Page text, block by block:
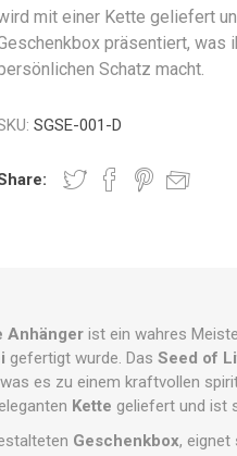
mit einer Kette geliefert
präsentiert, was
Schatz macht.
SGSE-001-D
Anhänger ist ein wahres
gefertigt wurde. Das Seed of
es zu einem kraftvollen
Kette geliefert und ist
Geschenkbox, eignet